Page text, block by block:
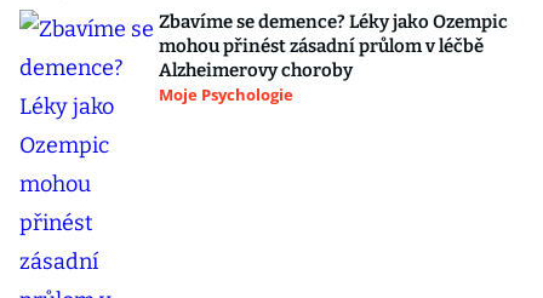
Zbavíme se demence? Léky jako Ozempic
mohou přinést zásadní průlom v léčbě
Alzheimerovy choroby
Moje Psychologie